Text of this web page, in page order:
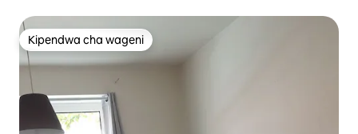
Kipendwa cha wageni
Kipendwa cha wageni